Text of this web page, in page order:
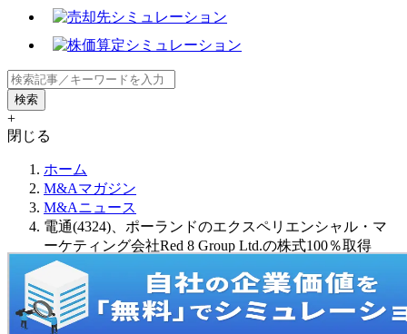
+
閉じる
ホーム
M&Aマガジン
M&Aニュース
電通(4324)、ポーランドのエクスペリエンシャル・マ
ーケティング会社Red 8 Group Ltd.の株式100％取得